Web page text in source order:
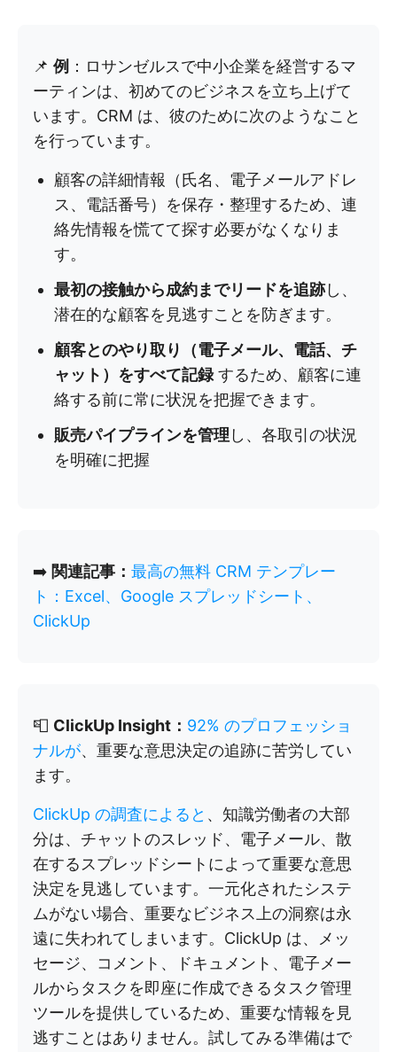
📌 例 ：ロサンゼルスで中小企業を経営するマ
ーティンは、初めてのビジネスを立ち上げて
います。CRM は、彼のために次のようなこと
を行っています。
顧客の詳細情報（氏名、電子メールアドレ
ス、電話番号）を保存・整理するため、連
絡先情報を慌てて探す必要がなくなりま
す。
最初の接触から成約までリードを追跡し、
潜在的な顧客を見逃すことを防ぎます。
顧客とのやり取り（電子メール、電話、チ
ャット）をすべて記録するため、顧客に連
絡する前に常に状況を把握できます。
販売パイプラインを管理 し、各取引の状況
を明確に把握
➡️ 関連記事： 最高の無料 CRM テンプレー
ト：Excel、Google スプレッドシート、
ClickUp
📮 ClickUp Insight： 92% のプロフェッショ
ナルが、重要な意思決定の追跡に苦労してい
ます。
ClickUp の調査によると 、知識労働者の大部
分は、チャットのスレッド、電子メール、散
在するスプレッドシートによって重要な意思
決定を見逃しています。一元化されたシステ
ムがない場合、重要なビジネス上の洞察は永
遠に失われてしまいます。ClickUp は、メッ
セージ、コメント、ドキュメント、電子メー
ルからタスクを即座に作成できるタスク管理
ツールを提供しているため、重要な情報を見
逃すことはありません。試してみる準備はで